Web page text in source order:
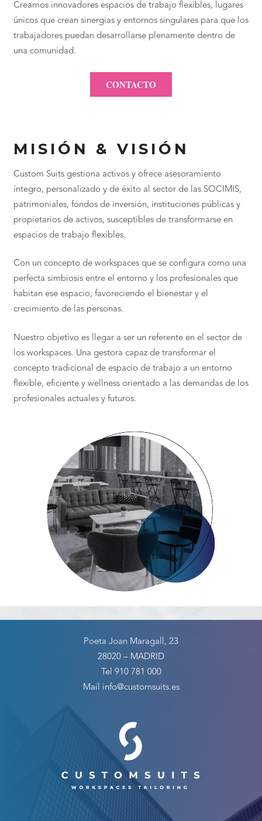
Creamos innovadores espacios de trabajo flexibles, lugares
únicos que crean sinergias y entornos singulares para que los
trabajadores puedan desarrollarse plenamente dentro de
una comunidad.
CONTACTO
MISIÓN & VISIÓN
Custom Suits gestiona activos y ofrece asesoramiento
íntegro, personalizado y de éxito al sector de las SOCIMIS,
patrimoniales, fondos de inversión, instituciones públicas y
propietarios de activos, susceptibles de transformarse en
espacios de trabajo flexibles.
Con un concepto de workspaces que se configura como una
perfecta simbiosis entre el entorno y los profesionales que
habitan ese espacio, favoreciendo el bienestar y el
crecimiento de las personas.
Nuestro objetivo es llegar a ser un referente en el sector de
los workspaces. Una gestora capaz de transformar el
concepto tradicional de espacio de trabajo a un entorno
flexible, eficiente y wellness orientado a las demandas de los
profesionales actuales y futuros.
Poeta Joan Maragall, 23
28020 – MADRID
Tel 910 781 000
Mail info@customsuits.es